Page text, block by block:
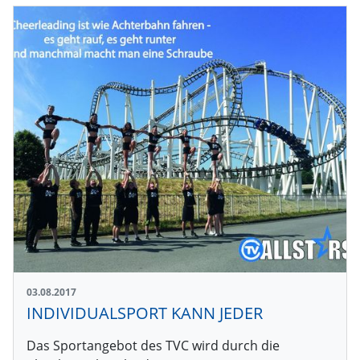
03.08.2017
INDIVIDUALSPORT KANN JEDER
Das Sportangebot des TVC wird durch die